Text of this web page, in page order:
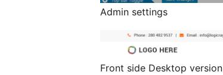
Admin settings
Front side Desktop version